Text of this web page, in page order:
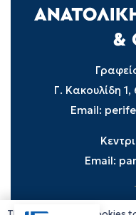
Γ. Κακουλίδη
Email:
Email: